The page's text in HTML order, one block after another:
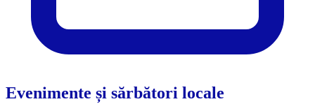
Evenimente și sărbători locale